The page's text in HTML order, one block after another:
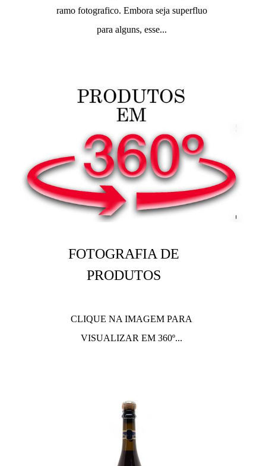
ramo fotografico. Embora seja superfluo
para alguns, esse...
FOTOGRAFIA DE
PRODUTOS
CLIQUE NA IMAGEM PARA
VISUALIZAR EM 360º...